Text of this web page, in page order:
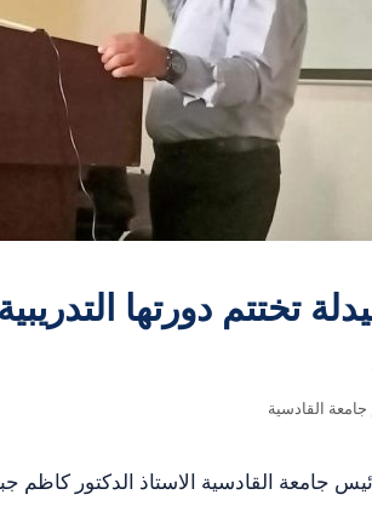
تختتم دورتها
جامعة القادسية
جامعة القادسية الاستاذ الدكتور كاظم